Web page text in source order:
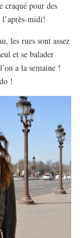
craqué pour des
l’après-midi!
les rues sont assez
et se balader
a la semaine !
!